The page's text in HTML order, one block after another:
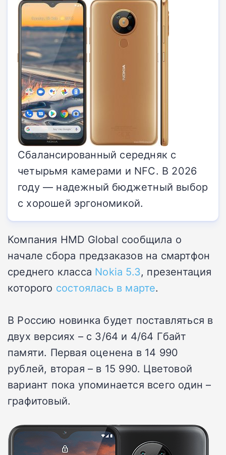
Сбалансированный середняк с
четырьмя камерами и NFC. В 2026
году — надежный бюджетный выбор
с хорошей эргономикой.
Компания HMD Global сообщила о
начале сбора предзаказов на смартфон
среднего класса Nokia 5.3, презентация
которого состоялась в марте.
В Россию новинка будет поставляться в
двух версиях – с 3/64 и 4/64 Гбайт
памяти. Первая оценена в 14 990
рублей, вторая – в 15 990. Цветовой
вариант пока упоминается всего один –
графитовый.